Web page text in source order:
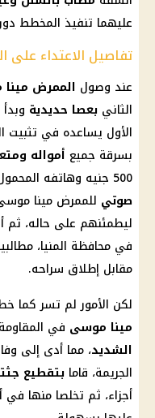
عليهما تنفيذ المخطط
تفاصيل الاعتداء
عند وصول الممرض
الثاني بعصا حديدية
الأول يساعده في تثبيت
بسرقة جميع أمواله
500 جنيه وهاتفه المحمول. بعد ذلك، قاما بتسجيل
صوتي للممرض مينا
ليطمئنهم على حاله، ثم
في محافظة المنيا،
مقابل إطلاق سراحه.
لكن الأمور لم تسر كما
مينا موسى في
الشديد، مما أدى إلى
الجريمة، قاما بتقطيع
أجزاء، ثم تخلصا منها